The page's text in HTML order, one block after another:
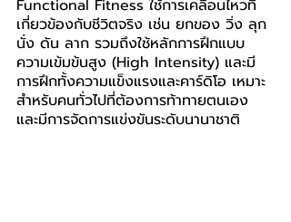
Functional Fitness ใช้การเคลื่อนไหวที่
เกี่ยวข้องกับชีวิตจริง เช่น ยกของ วิ่ง ลุก
นั่ง ดัน ลาก รวมถึงใช้หลักการฝึกแบบ
ความเข้มข้นสูง (High Intensity) และมี
การฝึกทั้งความแข็งแรงและคาร์ดิโอ เหมาะ
สำหรับคนทั่วไปที่ต้องการท้าทายตนเอง
และมีการจัดการแข่งขันระดับนานาชาติ